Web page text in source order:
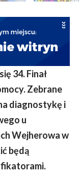
34. Finał
Zebrane
diagnostykę i
u
Wejherowa w
będą